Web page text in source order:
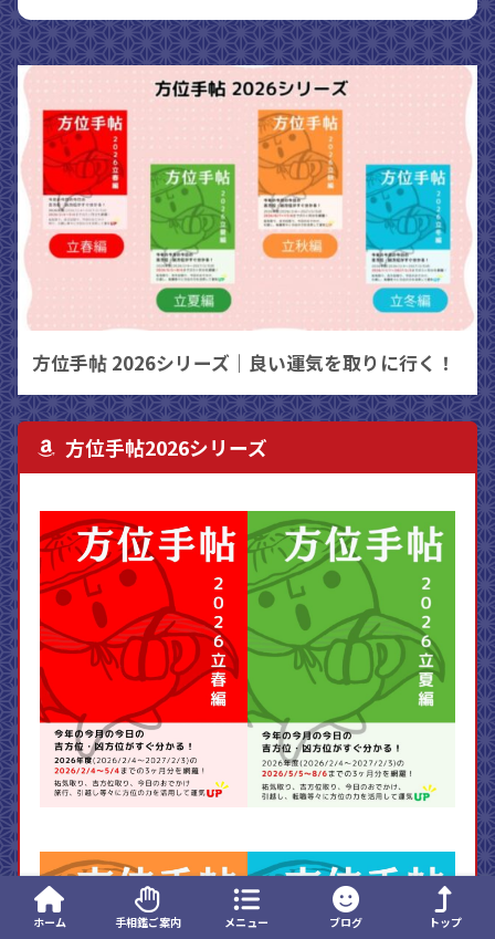
方位手帖 2026シリーズ｜良い運気を取りに行く！
方位手帖2026シリーズ
ホーム 手相鑑ご案内 メニュー ブログ トップ